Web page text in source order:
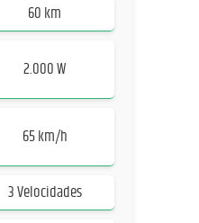
60 km
2.000 W
65 km/h
3 Velocidades